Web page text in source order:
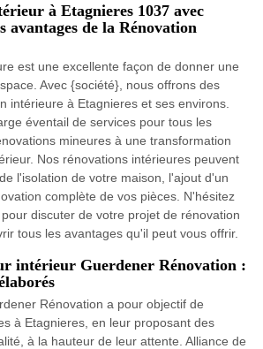
à Etagnieres 1037 avec
avantages de la Rénovation
est une excellente façon de donner une
Avec {société}, nous offrons des
intérieure à Etagnieres et ses environs.
éventail de services pour tous les
mineures à une transformation
Nos rénovations intérieures peuvent
l'isolation de votre maison, l'ajout d'un
complète de vos pièces. N'hésitez
discuter de votre projet de rénovation
tous les avantages qu'il peut vous offrir.
intérieur Guerdener Rénovation :
Rénovation a pour objectif de
à Etagnieres, en leur proposant des
à la hauteur de leur attente. Alliance de